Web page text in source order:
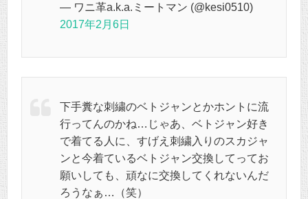
— ワニ革a.k.a.ミートマン (@kesi0510)
2017年2月6日
下手糞な刺繍のベトジャンとかホントに流
行ってんのかね…じゃあ、ベトジャン好き
で着てる人に、すげえ刺繍入りのスカジャ
ンと今着ているベトジャン交換してってお
願いしても、頑なに交換してくれないんだ
ろうなぁ…（笑）